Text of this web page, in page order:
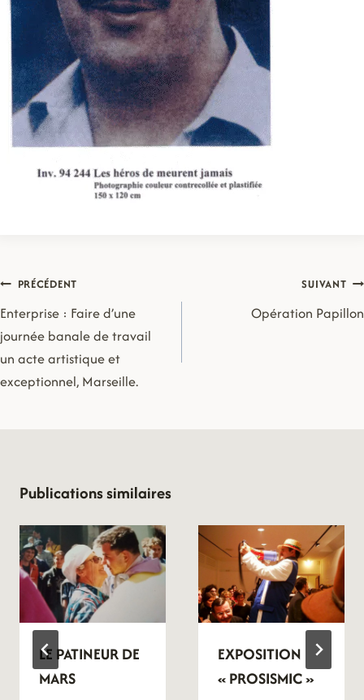
Navigation
de
l’article
PRÉCÉDENT
Enterprise : Faire d’une
journée banale de travail
un acte artistique et
exceptionnel, Marseille.
SUIVANT
Opération Papillon
Publications similaires
LE PATINEUR DE
MARS
EXPOSITION
« PROSISMIC »